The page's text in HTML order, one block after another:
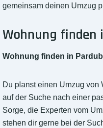
gemeinsam deinen Umzug
Wohnung finden
Wohnung finden in
Du planst einen Umzug
auf der Suche nach einer
Sorge, die Experten vom
stehen dir gerne bei der